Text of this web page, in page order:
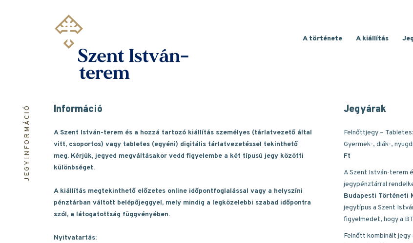
Main
A története A kiállítás
JEGYINFORMÁCIÓ Információ
A Szent István-terem és a hozzá tartozó kiállítás személyes (tárlatvezető által
vitt, csoportos) vagy tabletes (egyéni) digitális tárlatvezetéssel tekinthető
meg. Kérjük, jegyed megváltásakor vedd figyelembe a két típusú jegy közötti
különbséget.
A kiállítás megtekinthető előzetes online időpontfoglalással vagy a helyszíni
pénztárban váltott belépőjeggyel, mely mindig a legközelebbi szabad időpontra
szól, a látogatottság függvényében.
Nyitvatartás:
Jegyárak
Felnőttjegy – Tabletes:
Gyermek-, diák-,
Ft
A Szent István-terem
jegypénztárral
Budapesti Történeti
jegytípus a Szent
figyelmedet, hogy a
Felnőtt kombinált jegy